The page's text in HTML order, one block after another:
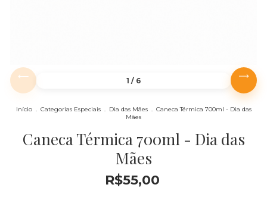
1 / 6
Início . Categorias Especiais . Dia das Mães . Caneca Térmica 700ml - Dia das
Mães
Caneca Térmica 700ml - Dia das
Mães
R$55,00